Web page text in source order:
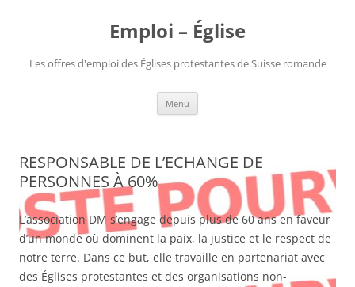
Emploi – Église
Les offres d'emploi des Églises protestantes de Suisse romande
Menu
RESPONSABLE DE L’ECHANGE DE
PERSONNES À 60%
L’association DM s’engage depuis plus de 60 ans en faveur
d’un monde où dominent la paix, la justice et le respect de
notre terre. Dans ce but, elle travaille en partenariat avec
des Églises protestantes et des organisations non-